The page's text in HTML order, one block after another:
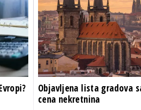
Objavljena lista gradova
cena nekretnina